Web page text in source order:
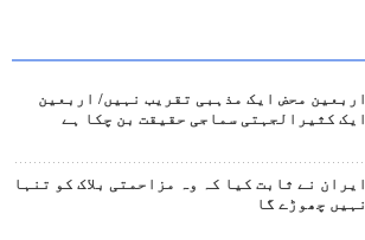
اربعین محض ایک مذہبی تقریب نہیں/ اربعین
ایک کثیرالجہتی سماجی حقیقت بن چکا ہے
ایران نے ثابت کیا کہ وہ مزاحمتی بلاک کو تنہا
نہیں چھوڑے گا